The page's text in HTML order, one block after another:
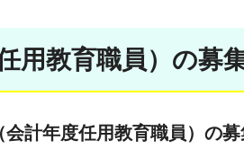
用教育職員）の募
計年度任用教育職員）の募